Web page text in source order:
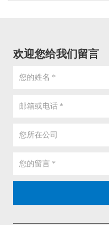
欢迎您给我们留言